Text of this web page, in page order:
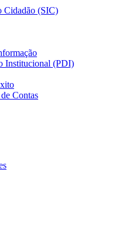
Cidadão (SIC)
Institucional (PDI)
Contas